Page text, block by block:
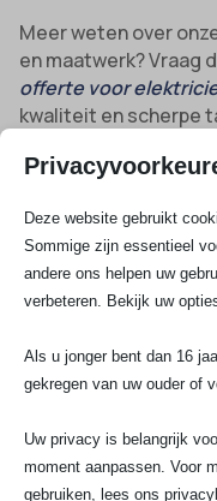
Meer weten over
en maatwerk? Vraag
offerte voor
kwaliteit en scherpe
Bekijk
Spoedservice
3 Fasen aansluiting
Groepenkast
Groep aanleggen
Kookgroep
Stopcontact
Deze website gebruikt
Sommige zijn essentieel
andere ons helpen uw
verbeteren. Bekijk uw
Als u jonger bent dan 16
gekregen van uw ouder of
Uw privacy is belangrijk
moment aanpassen. Voor
gebruiken, lees ons